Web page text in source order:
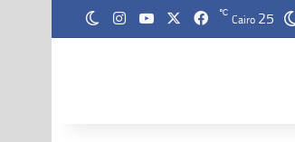
Cairo25
℃ فيسبوك ‫YouTubeانستقرام